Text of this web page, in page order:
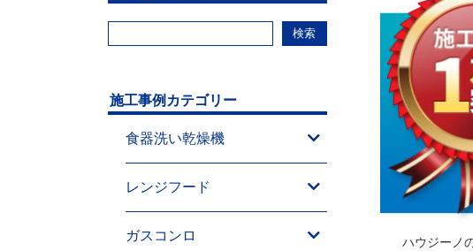
ハウジーノ
検索
施工事例カテゴリー
食器洗い乾燥機
レンジフード
ガスコンロ